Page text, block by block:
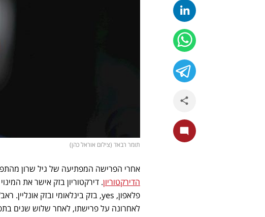
תומר רבאד (צילום אוראל כהן)
אחרי הפרישה המפתיעה של גיל שרון
הדירקטוריון. דירקטוריון בזק אישר את
לאחרונה על פרישתו, לאחר שלוש שנים